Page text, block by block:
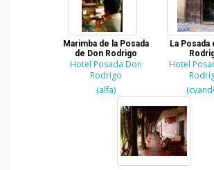
Marimba de la Posada
de Don Rodrigo
Hotel Posada Don
Rodrigo
(alfa)
La Posada
Hotel